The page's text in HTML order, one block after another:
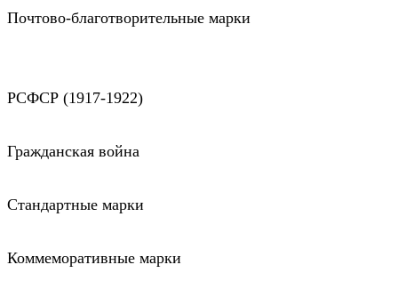
Почтово-благотворительные марки
РСФСР (1917-1922)
Гражданская война
Стандартные марки
Коммеморативные марки